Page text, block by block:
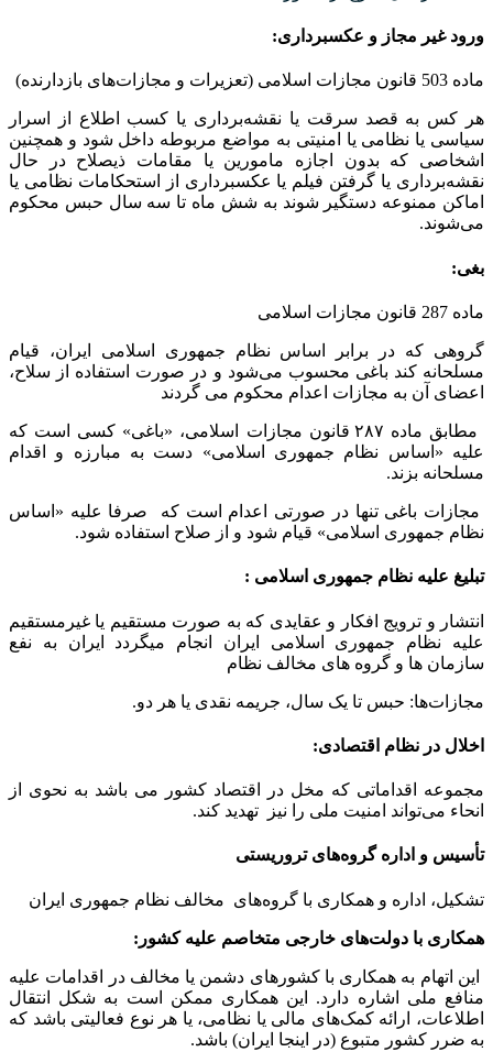
ورود غیر مجاز و عکسبرداری:
ماده 503 قانون مجازات اسلامی (تعزیرات و مجازات‌های بازدارنده)
هر کس به قصد سرقت یا نقشه‌برداری یا کسب اطلاع از اسرار
سیاسی یا نظامی یا امنیتی به مواضع مربوطه داخل شود و همچنین
‌اشخاصی که بدون اجازه مامورین یا مقامات ذیصلاح در حال
نقشه‌برداری یا گرفتن فیلم یا عکسبرداری از استحکامات نظامی یا
اماکن ممنوعه دستگیر‌ شوند به شش ماه تا سه سال حبس محکوم
می‌شوند.
بغی:
ماده 287 قانون مجازات اسلامی
گروهی که در برابر اساس نظام جمهوری اسلامی ایران، قیام
مسلحانه کند باغی محسوب می‌شود و در صورت استفاده از سلاح،
اعضای آن به مجازات اعدام محکوم می گردند
مطابق ماده ۲۸۷ قانون مجازات اسلامی، «باغی» کسی است که
علیه «اساس نظام جمهوری اسلامی» دست به مبارزه و اقدام
مسلحانه بزند.
مجازات باغی تنها در صورتی اعدام است که صرفا علیه «اساس
نظام جمهوری اسلامی» قیام شود و از صلاح استفاده شود.
تبلیغ علیه نظام جمهوری اسلامی :
انتشار و ترویج افکار و عقایدی که به صورت مستقیم یا غیرمستقیم
علیه نظام جمهوری اسلامی ایران انجام میگردد ایران به نفع
سازمان ها و گروه های مخالف نظام
مجازات‌ها: حبس تا یک سال، جریمه نقدی یا هر دو.
اخلال در نظام اقتصادی:
مجموعه اقداماتی که مخل در اقتصاد کشور می باشد به نحوی از
انحاء می‌تواند امنیت ملی را نیز تهدید کند.
تأسیس و اداره گروه‌های تروریستی
تشکیل، اداره و همکاری با گروه‌های مخالف نظام جمهوری ایران
همکاری با دولت‌های خارجی متخاصم علیه کشور:
این اتهام به همکاری با کشورهای دشمن یا مخالف در اقدامات علیه
منافع ملی اشاره دارد. این همکاری ممکن است به شکل انتقال
اطلاعات، ارائه کمک‌های مالی یا نظامی، یا هر نوع فعالیتی باشد که
به ضرر کشور متبوع (در اینجا ایران) باشد.